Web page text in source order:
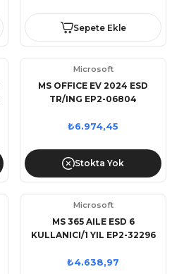
Sepete Ekle
Microsoft
MS OFFICE EV 2024 ESD
TR/ING EP2-06804
GONDERILIR)
₺6.974,45
Stokta Yok
Microsoft
MS 365 AILE ESD 6
KULLANICI/1 YIL EP2-32296
ORTAMDA GONDERILIR)
₺4.638,97